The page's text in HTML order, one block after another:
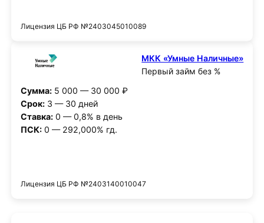
Лицензия ЦБ РФ №2403045010089
МКК «Умные Наличные»
Первый займ без %
Сумма:5 000 — 30 000 ₽
Срок:3 — 30 дней
Ставка:0 — 0,8% в день
ПСК:0 — 292,000% гд.
Лицензия ЦБ РФ №2403140010047